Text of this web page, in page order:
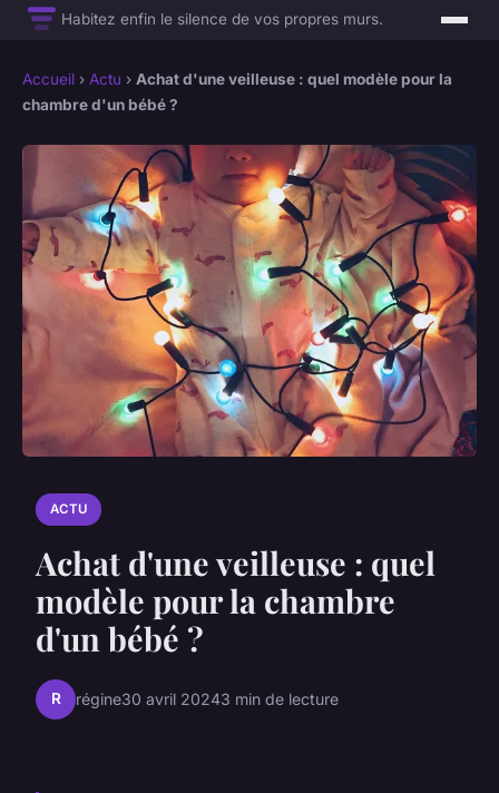
Habitez enfin le silence de vos propres murs.
Accueil › Actu › Achat d'une veilleuse : quel modèle pour la
chambre d'un bébé ?
ACTU
Achat d'une veilleuse : quel
modèle pour la chambre
d'un bébé ?
R régine30 avril 20243 min de lecture